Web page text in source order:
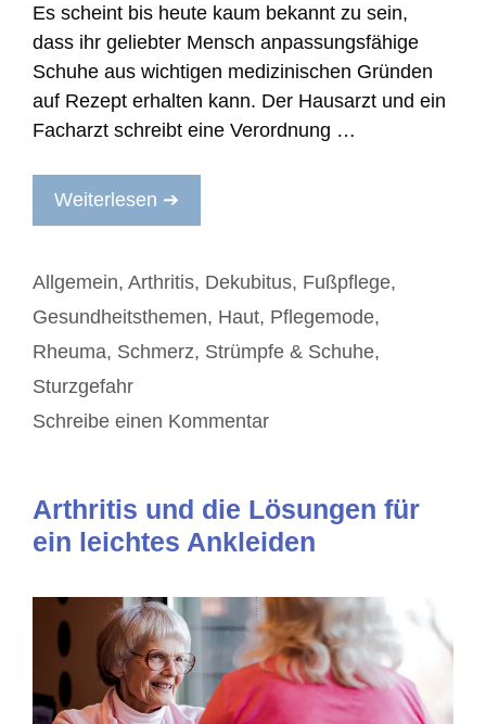
Es scheint bis heute kaum bekannt zu sein,
dass ihr geliebter Mensch anpassungsfähige
Schuhe aus wichtigen medizinischen Gründen
auf Rezept erhalten kann. Der Hausarzt und ein
Facharzt schreibt eine Verordnung …
Weiterlesen ➔
Kategorien
Allgemein, Arthritis, Dekubitus, Fußpflege,
Gesundheitsthemen, Haut, Pflegemode,
Rheuma, Schmerz, Strümpfe & Schuhe,
Sturzgefahr
Schreibe einen Kommentar
Arthritis und die Lösungen für
ein leichtes Ankleiden